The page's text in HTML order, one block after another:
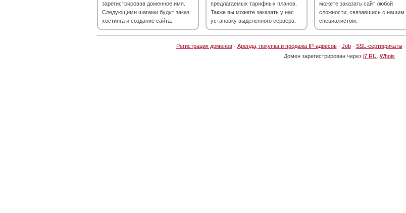
зарегистрировав доменное имя.
Следующими шагами будут заказ
хостинга и создание сайта.
предлагаемых тарифных планов.
Также вы можете заказать у нас
установку выделенного сервера.
можете заказать сайт любой
сложности, связавшись с нашим
специалистом.
Регистрация доменов· Аренда, покупка и продажа IP-адресов· Job· SSL-сертификаты·
Домен зарегистрирован через i7.RU Whois